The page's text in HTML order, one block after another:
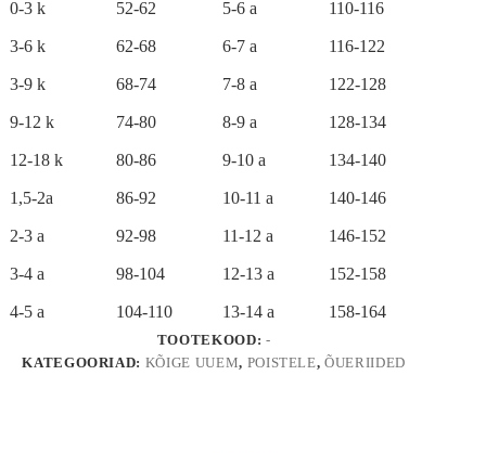
0-3 k 52-62 5-6 a 110-116
3-6 k 62-68 6-7 a 116-122
3-9 k 68-74 7-8 a 122-128
9-12 k 74-80 8-9 a 128-134
12-18 k 80-86 9-10 a 134-140
1,5-2a 86-92 10-11 a 140-146
2-3 a 92-98 11-12 a 146-152
3-4 a 98-104 12-13 a 152-158
4-5 a 104-110 13-14 a 158-164
TOOTEKOOD: -
KATEGOORIAD: KÕIGE UUEM, POISTELE,ÕUERIIDED